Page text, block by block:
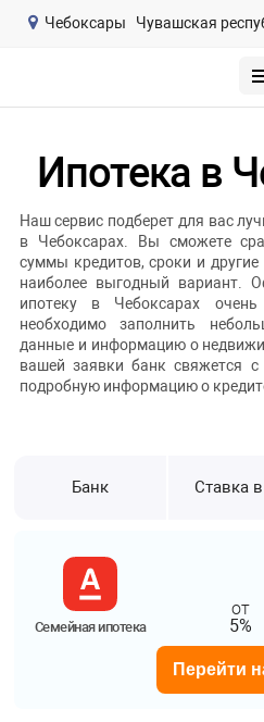
Чебоксары Чувашская
Ипотека в
Наш сервис подберет для вас
в Чебоксарах. Вы сможете
суммы кредитов, сроки и
наиболее выгодный вариант.
ипотеку в Чебоксарах
необходимо заполнить
данные и информацию о
вашей заявки банк свяжется
подробную информацию о
Банк Ставка
Семейная ипотека
от
5%
Перейти